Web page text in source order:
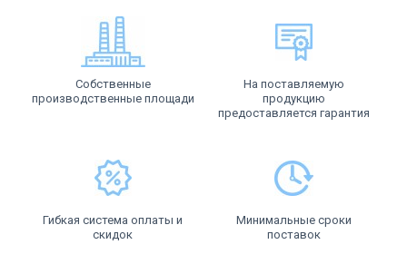
Собственные
производственные площади
На поставляемую
продукцию
предоставляется гарантия
Гибкая система оплаты и
скидок
Минимальные сроки
поставок